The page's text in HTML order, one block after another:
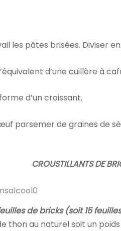
les pâtes brisées. Diviser
d’une cuillère à
d’un croissant.
parsemer de graines de
CROUSTILLANTS DE
de bricks (soit 15
thon au naturel soit un